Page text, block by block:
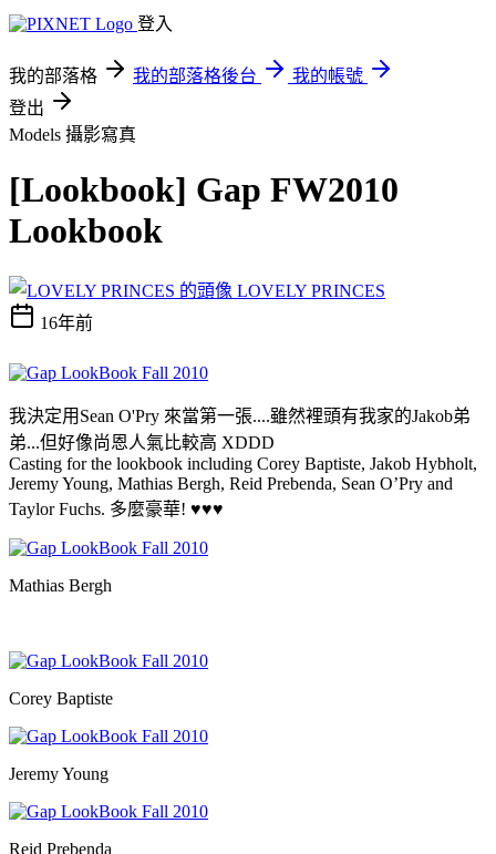
登入
我的部落格 我的部落格後台
我的帳號
登出
Models 攝影寫真
[Lookbook] Gap FW2010
Lookbook
LOVELY PRINCES
16年前
我決定用Sean O'Pry 來當第一張....雖然裡頭有我家的Jakob弟
弟...但好像尚恩人氣比較高 XDDD
Casting for the lookbook including Corey Baptiste, Jakob Hybholt,
Jeremy Young, Mathias Bergh, Reid Prebenda, Sean O’Pry and
Taylor Fuchs. 多麼豪華! ♥♥♥
Mathias Bergh
Corey Baptiste
Jeremy Young
Reid Prebenda